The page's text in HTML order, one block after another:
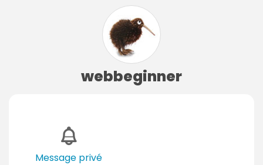
webbeginner
Message privé